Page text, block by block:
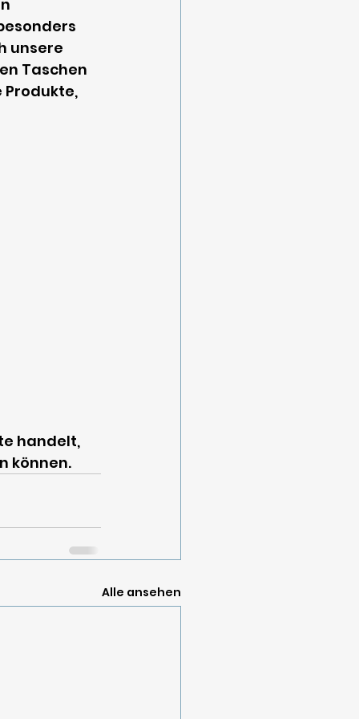
unsere
Taschen
handelt,
können.
Alle ansehen